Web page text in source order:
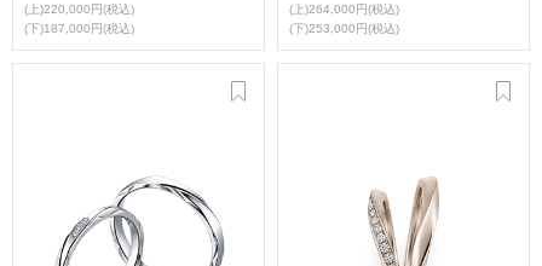
(上)220,000円(税込)
(下)187,000円(税込)
(上)264,000円(税込)
(下)253,000円(税込)